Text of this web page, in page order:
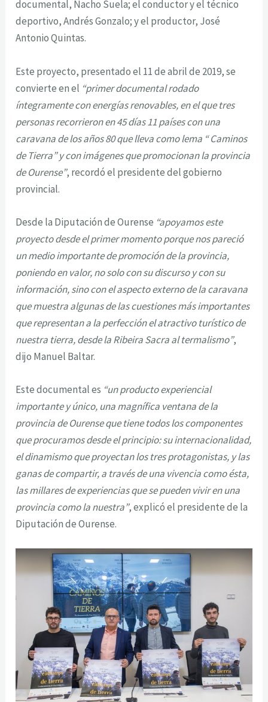
documental, Nacho Suela; el conductor y el técnico
deportivo, Andrés Gonzalo; y el productor, José
Antonio Quintas.
Este proyecto, presentado el 11 de abril de 2019, se
convierte en el “primer documental rodado
íntegramente con energías renovables, en el que tres
personas recorrieron en 45 días 11 países con una
caravana de los años 80 que lleva como lema “ Caminos
de Tierra” y con imágenes que promocionan la provincia
de Ourense”, recordó el presidente del gobierno
provincial.
Desde la Diputación de Ourense “apoyamos este
proyecto desde el primer momento porque nos pareció
un medio importante de promoción de la provincia,
poniendo en valor, no solo con su discurso y con su
información, sino con el aspecto externo de la caravana
que muestra algunas de las cuestiones más importantes
que representan a la perfección el atractivo turístico de
nuestra tierra, desde la Ribeira Sacra al termalismo”,
dijo Manuel Baltar.
Este documental es “un producto experiencial
importante y único, una magnífica ventana de la
provincia de Ourense que tiene todos los componentes
que procuramos desde el principio: su internacionalidad,
el dinamismo que proyectan los tres protagonistas, y las
ganas de compartir, a través de una vivencia como ésta,
las millares de experiencias que se pueden vivir en una
provincia como la nuestra”, explicó el presidente de la
Diputación de Ourense.